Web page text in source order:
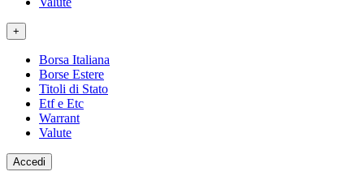
+
Borsa Italiana
Borse Estere
Titoli di Stato
Etf e Etc
Warrant
Valute
Accedi